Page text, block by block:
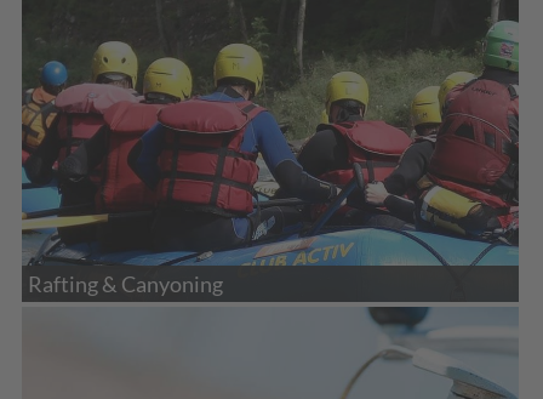
Rafting & Canyoning